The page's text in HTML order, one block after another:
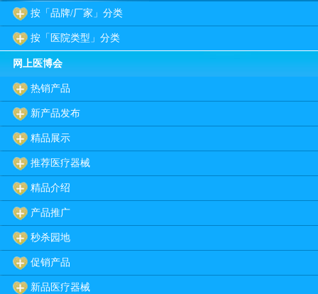
按「品牌/厂家」分类
按「医院类型」分类
网上医博会
热销产品
新产品发布
精品展示
推荐医疗器械
精品介绍
产品推广
秒杀园地
促销产品
新品医疗器械